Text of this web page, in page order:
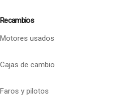
Recambios
Motores usados
Cajas de cambio
Faros y pilotos